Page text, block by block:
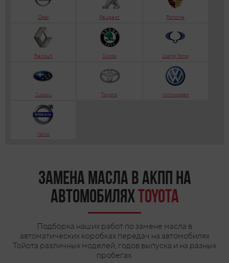
Opel Peugeot Porsche
Renault Skoda Ssang Yong
Subaru Toyota Volkswagen
Volvo
Замена масла в АКПП на
автомобиляхToyota
Подборка наших работ по замене масла в
автоматических коробках передач на автомобилях
Тойота различных моделей, годов выпуска и на разных
пробегах.